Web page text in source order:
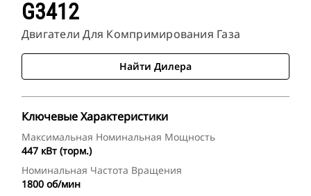
G3412
Двигатели Для Компримирования Газа
Найти Дилера
Ключевые Характеристики
Максимальная Номинальная Мощность
447 кВт (торм.)
Номинальная Частота Вращения
1800 об/мин